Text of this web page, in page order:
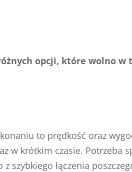
opcji, które wolno w
to prędkość oraz
w krótkim czasie. Potrzeba
szybkiego łączenia